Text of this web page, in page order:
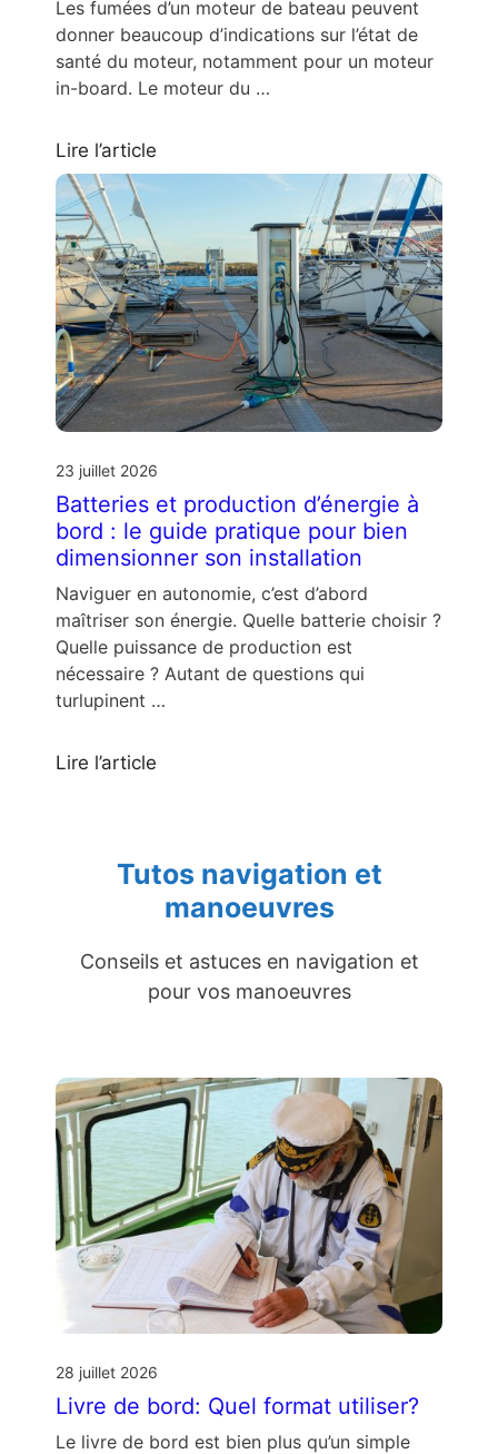
Les fumées d’un moteur de bateau peuvent
donner beaucoup d’indications sur l’état de
santé du moteur, notamment pour un moteur
in-board. Le moteur du …
Lire l’article
23 juillet 2026
Batteries et production d’énergie à
bord : le guide pratique pour bien
dimensionner son installation
Naviguer en autonomie, c’est d’abord
maîtriser son énergie. Quelle batterie choisir ?
Quelle puissance de production est
nécessaire ? Autant de questions qui
turlupinent …
Lire l’article
Tutos navigation et
manoeuvres
Conseils et astuces en navigation et
pour vos manoeuvres
28 juillet 2026
Livre de bord: Quel format utiliser?
Le livre de bord est bien plus qu’un simple